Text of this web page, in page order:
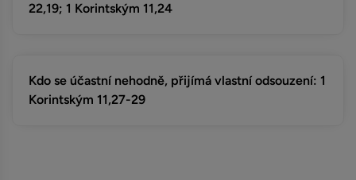
22,19; 1 Korintským 11,24
Kdo se účastní nehodně, přijímá vlastní odsouzení: 1
Korintským 11,27-29